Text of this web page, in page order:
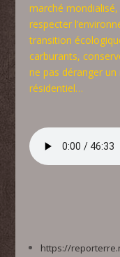
marché
respecter
transition
carburants,
ne pas déranger
résidentiel…
https://